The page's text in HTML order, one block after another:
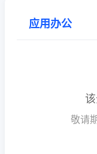
应用办公
敬请